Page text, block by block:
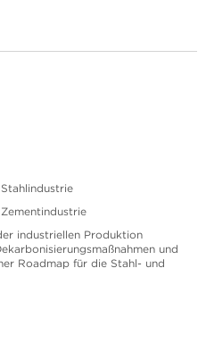
industriellen Produktion
und
Roadmap für die Stahl- und